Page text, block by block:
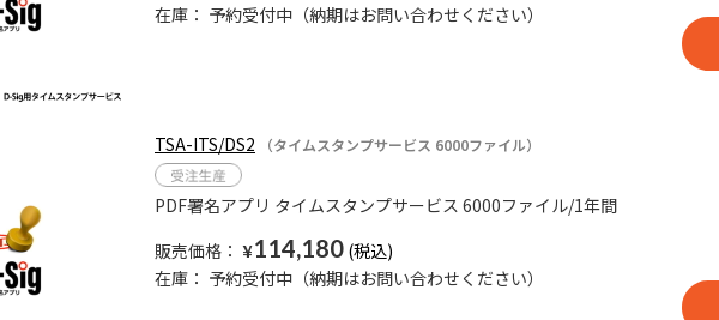
在庫： 予約受付中（納期はお問い合わせください）
TSA-ITS/DS2 （タイムスタンプサービス 6000ファイル）
PDF署名アプリ タイムスタンプサービス 6000ファイル/1年間
販売価格： ¥114,180
在庫： 予約受付中（納期はお問い合わせください）